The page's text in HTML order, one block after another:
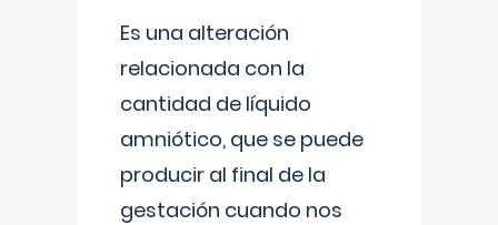
Es una alteración
relacionada con la
cantidad de líquido
amniótico, que se puede
producir al final de la
gestación cuando nos